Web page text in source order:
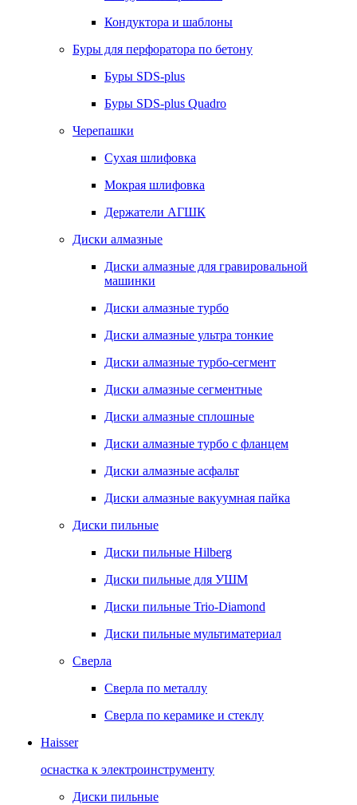
Кондуктора и шаблоны
Буры для перфоратора по бетону
Буры SDS-plus
Буры SDS-plus Quadro
Черепашки
Сухая шлифовка
Мокрая шлифовка
Держатели АГШК
Диски алмазные
Диски алмазные для гравировальной
машинки
Диски алмазные турбо
Диски алмазные ультра тонкие
Диски алмазные турбо-сегмент
Диски алмазные сегментные
Диски алмазные сплошные
Диски алмазные турбо с фланцем
Диски алмазные асфальт
Диски алмазные вакуумная пайка
Диски пильные
Диски пильные Hilberg
Диски пильные для УШМ
Диски пильные Trio-Diamond
Диски пильные мультиматериал
Сверла
Сверла по металлу
Сверла по керамике и стеклу
Haisser
оснастка к электроинструменту
Диски пильные